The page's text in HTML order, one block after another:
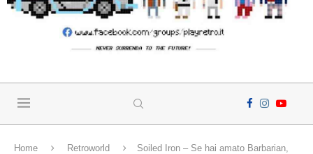
Home Retroworld
Soiled Iron – Se hai amato Barbarian,